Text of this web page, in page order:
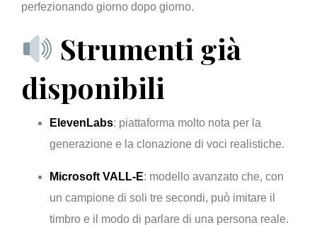
perfezionando giorno dopo giorno.
Strumenti già
disponibili
ElevenLabs: piattaforma molto nota per la
generazione e la clonazione di voci realistiche.
Microsoft VALL-E: modello avanzato che, con
un campione di soli tre secondi, può imitare il
timbro e il modo di parlare di una persona reale.